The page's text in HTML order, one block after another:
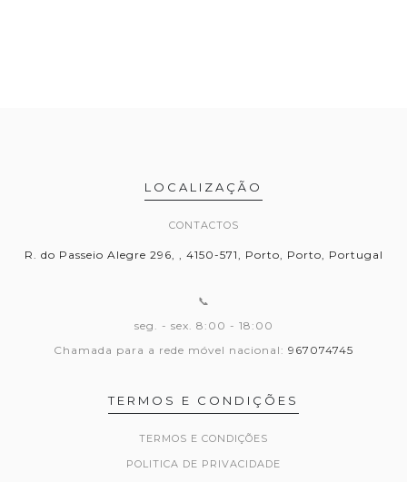
LOCALIZAÇÃO
CONTACTOS
R. do Passeio Alegre 296, , 4150-571, Porto, Porto, Portugal
📞
seg. - sex. 8:00 - 18:00
Chamada para a rede móvel nacional: 967074745
TERMOS E CONDIÇÕES
TERMOS E CONDIÇÕES
POLITICA DE PRIVACIDADE